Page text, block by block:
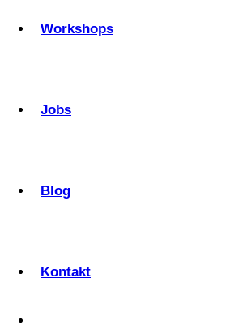
Workshops
Jobs
Blog
Kontakt